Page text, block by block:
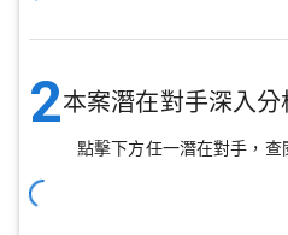
2本案潛在對手深入分
點擊下方任一潛在對手，查